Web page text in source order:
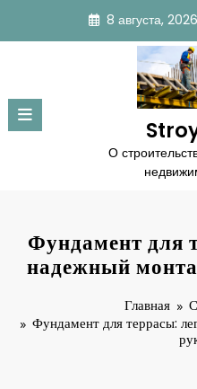
содержимому
8 августа, 2026
О
Фундамент для
надежный
Главная
Фундамент для террасы: